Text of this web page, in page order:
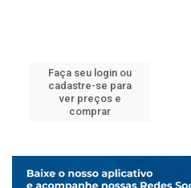
Faça seu login ou
cadastre-se para
ver preços e
comprar